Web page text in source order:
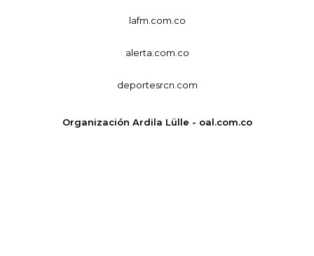
lafm.com.co
alerta.com.co
deportesrcn.com
Organización Ardila Lülle - oal.com.co